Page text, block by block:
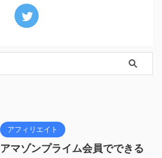
アフィリエイト
アマゾンプライム会員でできる